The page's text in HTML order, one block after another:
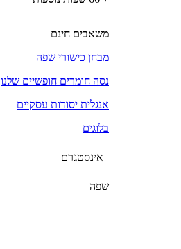
משאבים חינם
מבחן כישורי שפה
נסה חומרים חופשיים שלנו
אנגלית יסודות עסקיים
בלוגים
אינסטגרם
שפה